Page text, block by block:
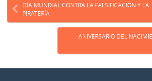
DÍA MUNDIAL CONTRA LA FALSIFICACIÓN Y LA
PIRATERÍA
ANIVERSARIO DEL